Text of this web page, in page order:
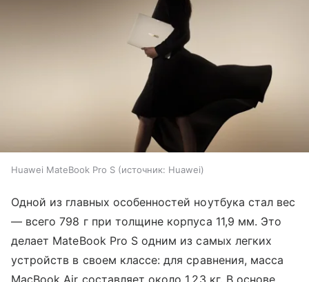
Huawei MateBook Pro S источник: Huawei
Одной из главных особенностей ноутбука стал вес
— всего 798 г при толщине корпуса 11,9 мм. Это
делает MateBook Pro S одним из самых легких
устройств в своем классе: для сравнения, масса
MacBook Air составляет около 1,23 кг. В основе